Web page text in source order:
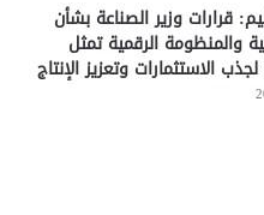
قرارات وزير الصناعة بشأن
والمنظومة الرقمية تمثل
الاستثمارات وتعزيز الإنتاج